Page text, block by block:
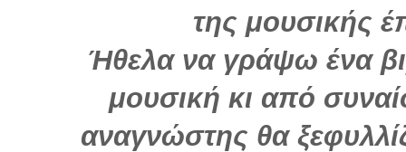
της μουσικής
Ήθελα να γράψω ένα
μουσική κι από
αναγνώστης θα